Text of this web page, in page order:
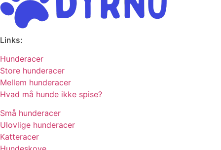
Links:
Hunderacer
Store hunderacer
Mellem hunderacer
Hvad må hunde ikke spise?
Små hunderacer
Ulovlige hunderacer
Katteracer